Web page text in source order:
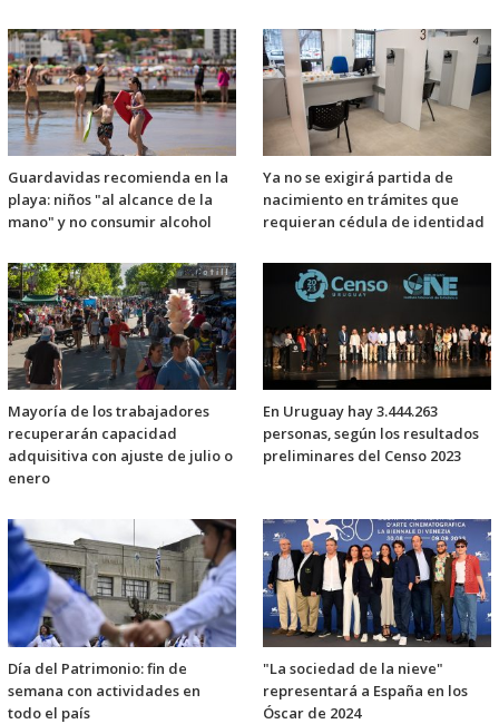
Guardavidas recomienda en la
playa: niños "al alcance de la
mano" y no consumir alcohol
Ya no se exigirá partida de
nacimiento en trámites que
requieran cédula de identidad
Mayoría de los trabajadores
recuperarán capacidad
adquisitiva con ajuste de julio o
enero
En Uruguay hay 3.444.263
personas, según los resultados
preliminares del Censo 2023
Día del Patrimonio: fin de
semana con actividades en
todo el país
"La sociedad de la nieve"
representará a España en los
Óscar de 2024